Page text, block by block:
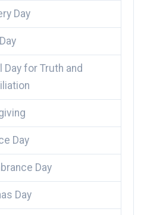
Day
Day for Truth and
Day
Day
Day